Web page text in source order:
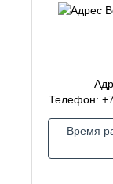
Телефон:
Время